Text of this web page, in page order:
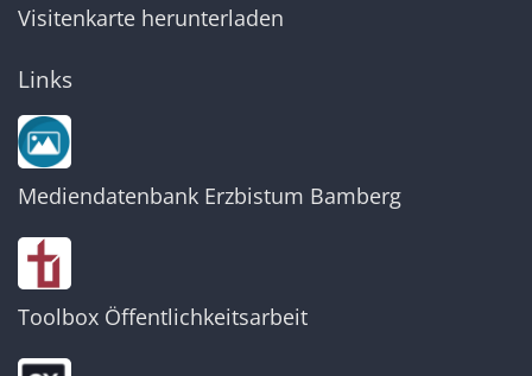
Visitenkarte herunterladen
Links
Mediendatenbank Erzbistum Bamberg
Toolbox Öffentlichkeitsarbeit